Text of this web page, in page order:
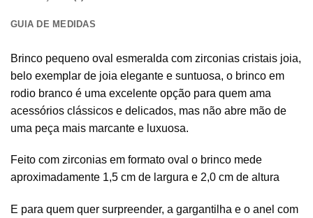
GUIA DE MEDIDAS
Brinco pequeno oval esmeralda com zirconias cristais joia,
belo exemplar de joia elegante e suntuosa, o brinco em
rodio branco é uma excelente opção para quem ama
acessórios clássicos e delicados, mas não abre mão de
uma peça mais marcante e luxuosa.
Feito com zirconias em formato oval o brinco mede
aproximadamente 1,5 cm de largura e 2,0 cm de altura
E para quem quer surpreender, a gargantilha e o anel com